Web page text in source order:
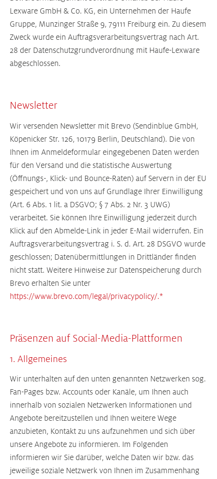
Lexware GmbH & Co. KG, ein Unternehmen der Haufe
Gruppe, Munzinger Straße 9, 79111 Freiburg ein. Zu diesem
Zweck wurde ein Auftragsverarbeitungsvertrag nach Art.
28 der Datenschutzgrundverordnung mit Haufe-Lexware
abgeschlossen.
Newsletter
Wir versenden Newsletter mit Brevo (Sendinblue GmbH,
Köpenicker Str. 126, 10179 Berlin, Deutschland). Die von
Ihnen im Anmeldeformular eingegebenen Daten werden
für den Versand und die statistische Auswertung
(Öffnungs-, Klick- und Bounce-Raten) auf Servern in der EU
gespeichert und von uns auf Grundlage Ihrer Einwilligung
(Art. 6 Abs. 1 lit. a DSGVO; § 7 Abs. 2 Nr. 3 UWG)
verarbeitet. Sie können Ihre Einwilligung jederzeit durch
Klick auf den Abmelde-Link in jeder E-Mail widerrufen. Ein
Auftragsverarbeitungsvertrag i. S. d. Art. 28 DSGVO wurde
geschlossen; Datenübermittlungen in Drittländer finden
nicht statt. Weitere Hinweise zur Datenspeicherung durch
Brevo erhalten Sie unter
https://www.brevo.com/legal/privacypolicy/.*
Präsenzen auf Social-Media-Plattformen
1. Allgemeines
Wir unterhalten auf den unten genannten Netzwerken sog.
Fan-Pages bzw. Accounts oder Kanäle, um Ihnen auch
innerhalb von sozialen Netzwerken Informationen und
Angebote bereitzustellen und Ihnen weitere Wege
anzubieten, Kontakt zu uns aufzunehmen und sich über
unsere Angebote zu informieren. Im Folgenden
informieren wir Sie darüber, welche Daten wir bzw. das
jeweilige soziale Netzwerk von Ihnen im Zusammenhang